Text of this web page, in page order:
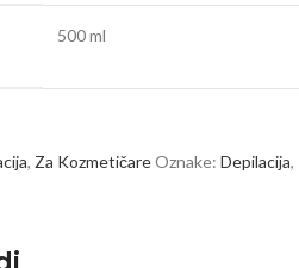
500 ml
, Za KozmetičareOznake: Depilacija,